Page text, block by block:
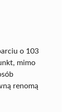
o 103
mimo
renomą